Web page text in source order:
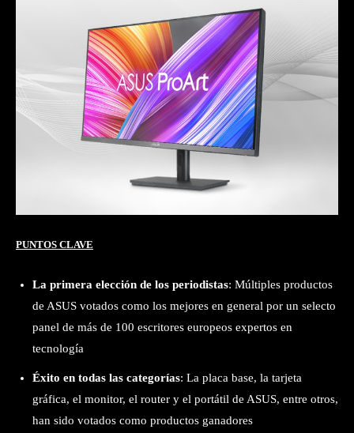
PUNTOS CLAVE
La primera elección de los periodistas: Múltiples productos
de ASUS votados como los mejores en general por un selecto
panel de más de 100 escritores europeos expertos en
tecnología
Éxito en todas las categorías: La placa base, la tarjeta
gráfica, el monitor, el router y el portátil de ASUS, entre otros,
han sido votados como productos ganadores